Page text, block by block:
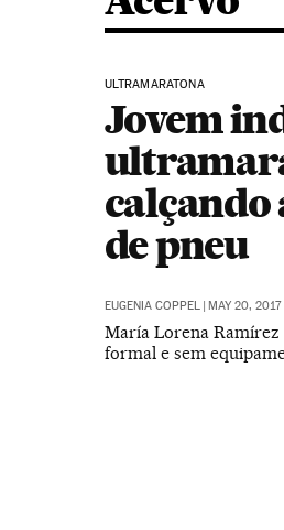
ULTRAMARATONA
Jovem
calçando
de pneu
EUGENIA COPPEL | MAY 20,
María Lorena
formal e sem